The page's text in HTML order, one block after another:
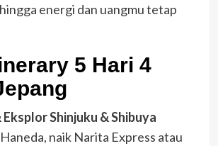
energi dan uangmu tetap
5 Hari 4
Eksplor Shinjuku & Shibuya
naik Narita Express atau